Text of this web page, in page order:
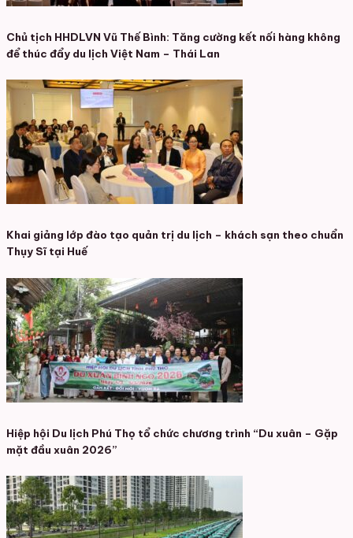
Chủ tịch HHDLVN Vũ Thế Bình: Tăng cường kết nối hàng không
để thúc đẩy du lịch Việt Nam – Thái Lan
Khai giảng lớp đào tạo quản trị du lịch – khách sạn theo chuẩn
Thụy Sĩ tại Huế
Hiệp hội Du lịch Phú Thọ tổ chức chương trình “Du xuân – Gặp
mặt đầu xuân 2026”